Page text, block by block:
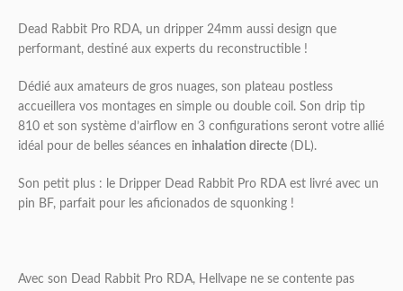
Dead Rabbit Pro RDA, un dripper 24mm aussi design que
performant, destiné aux experts du reconstructible !
Dédié aux amateurs de gros nuages, son plateau postless
accueillera vos montages en simple ou double coil. Son drip tip
810 et son système d’airflow en 3 configurations seront votre allié
idéal pour de belles séances en inhalation directe (DL).
Son petit plus : le Dripper Dead Rabbit Pro RDA est livré avec un
pin BF, parfait pour les aficionados de squonking !
Avec son Dead Rabbit Pro RDA, Hellvape ne se contente pas